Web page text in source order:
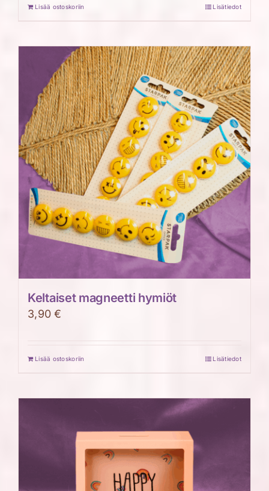
Lisää ostoskoriin Lisätiedot
Keltaiset magneetti hymiöt
3,90€
Lisää ostoskoriin Lisätiedot